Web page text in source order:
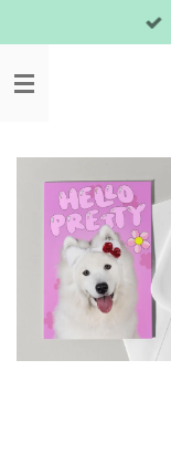
direct
naar